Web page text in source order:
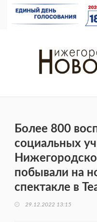
Более 800
социальных
побывали на
спектакле в
29.12.2022 13:15